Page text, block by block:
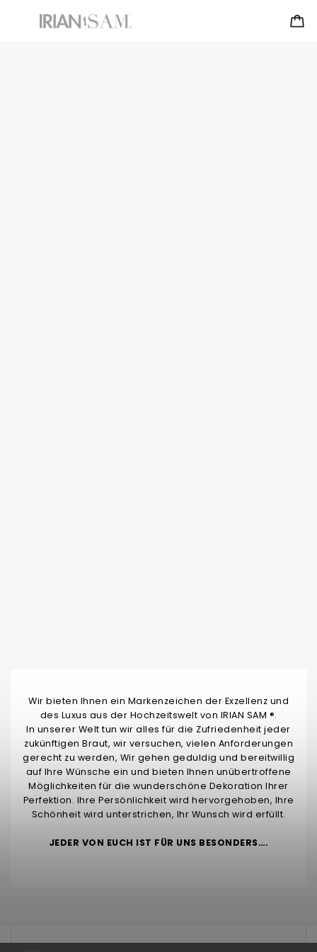
Wir bieten Ihnen ein Markenzeichen der Exzellenz und
des Luxus aus der Hochzeitswelt von IRIAN SAM ®.
In unserer Welt tun wir alles für die Zufriedenheit jeder
zukünftigen Braut, wir versuchen, vielen Anforderungen
gerecht zu werden, Wir gehen geduldig und bereitwillig
auf Ihre Wünsche ein und bieten Ihnen unübertroffene
Möglichkeiten für die wunderschöne Dekoration Ihrer
Perfektion. Ihre Persönlichkeit wird hervorgehoben, Ihre
Schönheit wird unterstrichen, Ihr Wunsch wird erfüllt.
JEDER VON EUCH IST FÜR UNS BESONDERS….
test